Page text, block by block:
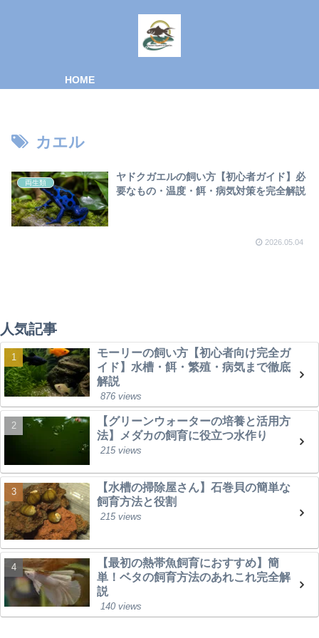
HOME
カエル
両生類
ヤドクガエルの飼い方【初心者ガイド】必
要なもの・温度・餌・病気対策を完全解説
2026.05.04
人気記事
モーリーの飼い方【初心者向け完全ガ
イド】水槽・餌・繁殖・病気まで徹底
解説
876 views
【グリーンウォーターの培養と活用方
法】メダカの飼育に役立つ水作り
215 views
【水槽の掃除屋さん】石巻貝の簡単な
飼育方法と役割
215 views
【最初の熱帯魚飼育におすすめ】簡
単！ベタの飼育方法のあれこれ完全解
説
140 views